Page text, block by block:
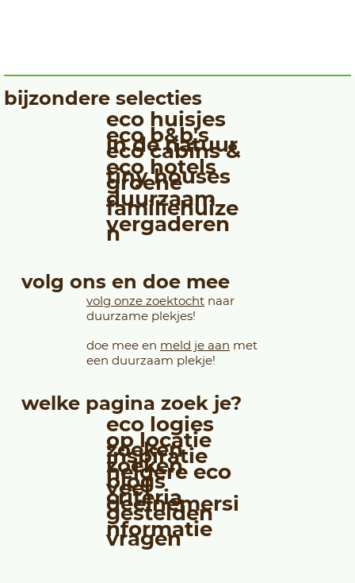
volg ons en doe mee
doe mee en meld je aan met
een duurzaam plekje!
welke pagina zoek je?
bijzondere selecties
volg onze zoektocht naar
duurzame plekjes!
op locatie
zoeken
veel
gestelden
vragen
heldere eco
criteria
inspiratie
blogs
eco logies
zoeken
eco huisjes
in de natuur
eco cabins &
tiny houses
eco hotels
eco b&b's
groene
familiehuize
n
duurzaam
vergaderen
deelnemersi
nformatie